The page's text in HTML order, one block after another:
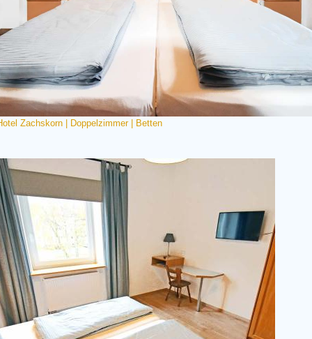
Zachskorn | Doppelzimmer | Betten